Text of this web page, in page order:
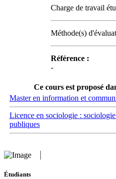
Charge de travail
Méthode(s)
Référence :
-
Ce cours est proposé
Master en information et
Licence en sociologie :
publiques
Étudiants